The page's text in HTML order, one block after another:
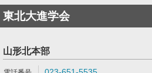
東北大進学会
山形北本部